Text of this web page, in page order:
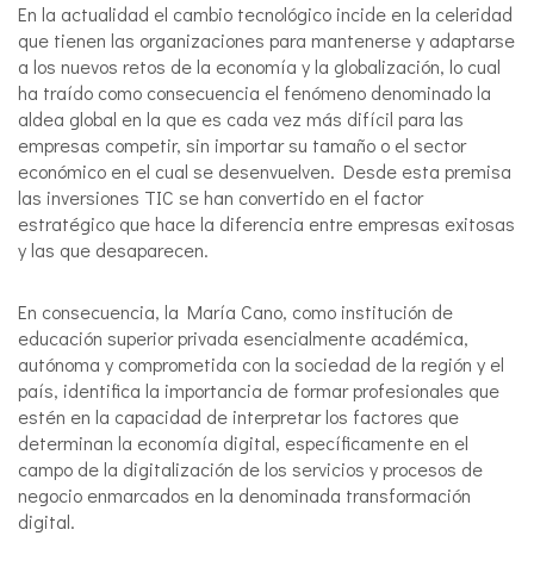
En la actualidad el cambio tecnológico incide en la celeridad
que tienen las organizaciones para mantenerse y adaptarse
a los nuevos retos de la economía y la globalización, lo cual
ha traído como consecuencia el fenómeno denominado la
aldea global en la que es cada vez más difícil para las
empresas competir, sin importar su tamaño o el sector
económico en el cual se desenvuelven. Desde esta premisa
las inversiones TIC se han convertido en el factor
estratégico que hace la diferencia entre empresas exitosas
y las que desaparecen.
En consecuencia, la María Cano, como institución de
educación superior privada esencialmente académica,
autónoma y comprometida con la sociedad de la región y el
país, identifica la importancia de formar profesionales que
estén en la capacidad de interpretar los factores que
determinan la economía digital, específicamente en el
campo de la digitalización de los servicios y procesos de
negocio enmarcados en la denominada transformación
digital.